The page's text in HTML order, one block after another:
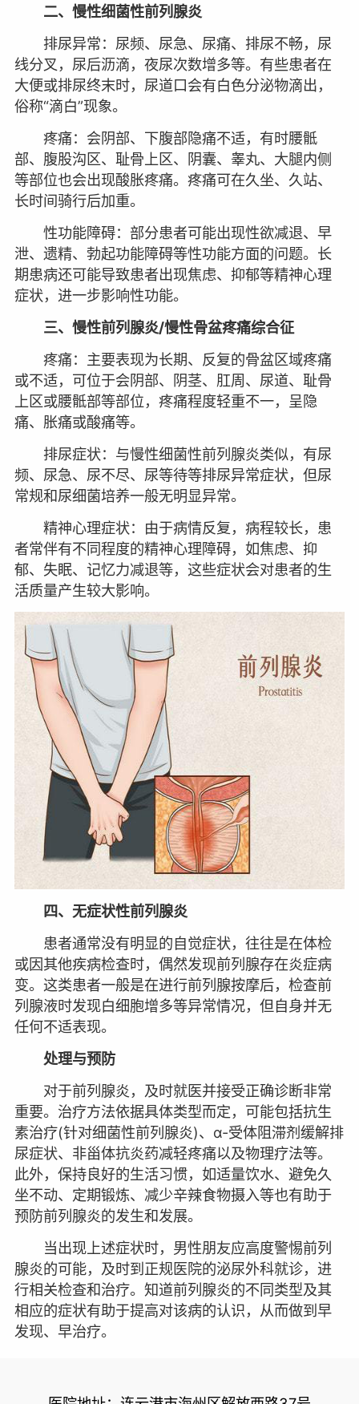
二、慢性细菌性前列腺炎
排尿异常：尿频、尿急、尿痛、排尿不畅，尿
线分叉，尿后沥滴，夜尿次数增多等。有些患者在
大便或排尿终末时，尿道口会有白色分泌物滴出，
俗称“滴白”现象。
疼痛：会阴部、下腹部隐痛不适，有时腰骶
部、腹股沟区、耻骨上区、阴囊、睾丸、大腿内侧
等部位也会出现酸胀疼痛。疼痛可在久坐、久站、
长时间骑行后加重。
性功能障碍：部分患者可能出现性欲减退、早
泄、遗精、勃起功能障碍等性功能方面的问题。长
期患病还可能导致患者出现焦虑、抑郁等精神心理
症状，进一步影响性功能。
三、慢性前列腺炎/慢性骨盆疼痛综合征
疼痛：主要表现为长期、反复的骨盆区域疼痛
或不适，可位于会阴部、阴茎、肛周、尿道、耻骨
上区或腰骶部等部位，疼痛程度轻重不一，呈隐
痛、胀痛或酸痛等。
排尿症状：与慢性细菌性前列腺炎类似，有尿
频、尿急、尿不尽、尿等待等排尿异常症状，但尿
常规和尿细菌培养一般无明显异常。
精神心理症状：由于病情反复，病程较长，患
者常伴有不同程度的精神心理障碍，如焦虑、抑
郁、失眠、记忆力减退等，这些症状会对患者的生
活质量产生较大影响。
四、无症状性前列腺炎
患者通常没有明显的自觉症状，往往是在体检
或因其他疾病检查时，偶然发现前列腺存在炎症病
变。这类患者一般是在进行前列腺按摩后，检查前
列腺液时发现白细胞增多等异常情况，但自身并无
任何不适表现。
处理与预防
对于前列腺炎，及时就医并接受正确诊断非常
重要。治疗方法依据具体类型而定，可能包括抗生
素治疗(针对细菌性前列腺炎)、α-受体阻滞剂缓解排
尿症状、非甾体抗炎药减轻疼痛以及物理疗法等。
此外，保持良好的生活习惯，如适量饮水、避免久
坐不动、定期锻炼、减少辛辣食物摄入等也有助于
预防前列腺炎的发生和发展。
当出现上述症状时，男性朋友应高度警惕前列
腺炎的可能，及时到正规医院的泌尿外科就诊，进
行相关检查和治疗。知道前列腺炎的不同类型及其
相应的症状有助于提高对该病的认识，从而做到早
发现、早治疗。